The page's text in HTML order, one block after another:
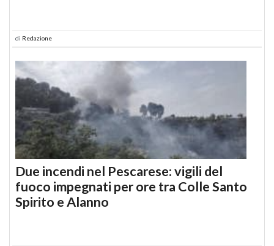
di Redazione
Due incendi nel Pescarese: vigili del
fuoco impegnati per ore tra Colle Santo
Spirito e Alanno